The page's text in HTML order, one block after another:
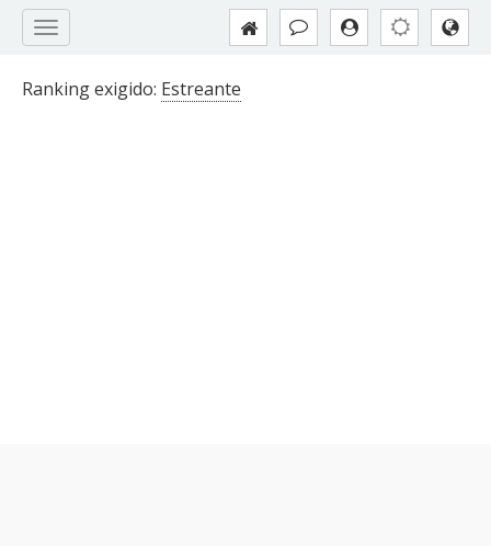
Ranking exigido: Estreante